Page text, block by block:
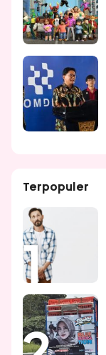
Terpopuler